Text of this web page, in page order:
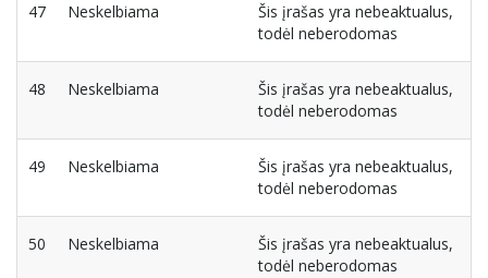
47 Neskelbiama
Šis įrašas yra nebeaktualus,
todėl neberodomas
48 Neskelbiama
Šis įrašas yra nebeaktualus,
todėl neberodomas
49 Neskelbiama
Šis įrašas yra nebeaktualus,
todėl neberodomas
50 Neskelbiama
Šis įrašas yra nebeaktualus,
todėl neberodomas